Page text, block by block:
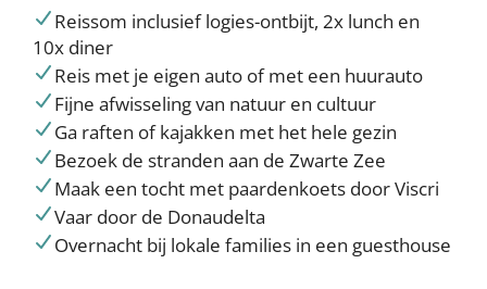
Reissom inclusief logies-ontbijt, 2x lunch en
10x diner
Reis met je eigen auto of met een huurauto
Fijne afwisseling van natuur en cultuur
Ga raften of kajakken met het hele gezin
Bezoek de stranden aan de Zwarte Zee
Maak een tocht met paardenkoets door Viscri
Vaar door de Donaudelta
Overnacht bij lokale families in een guesthouse